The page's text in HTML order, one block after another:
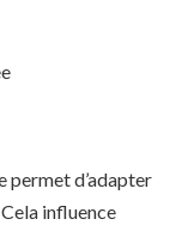
permet d’adapter
influence